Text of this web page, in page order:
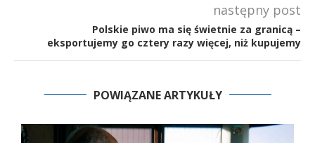
następny post
Polskie piwo ma się świetnie za granicą –
eksportujemy go cztery razy więcej, niż kupujemy
POWIĄZANE ARTYKUŁY